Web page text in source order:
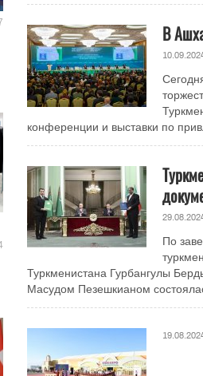
В
конференции и выставки по
По
Туркменистана Гурбангулы
Масудом Пезешкианом